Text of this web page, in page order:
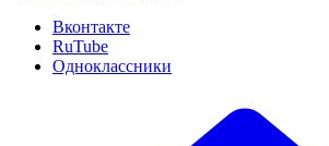
Вконтакте
RuTube
Одноклассники